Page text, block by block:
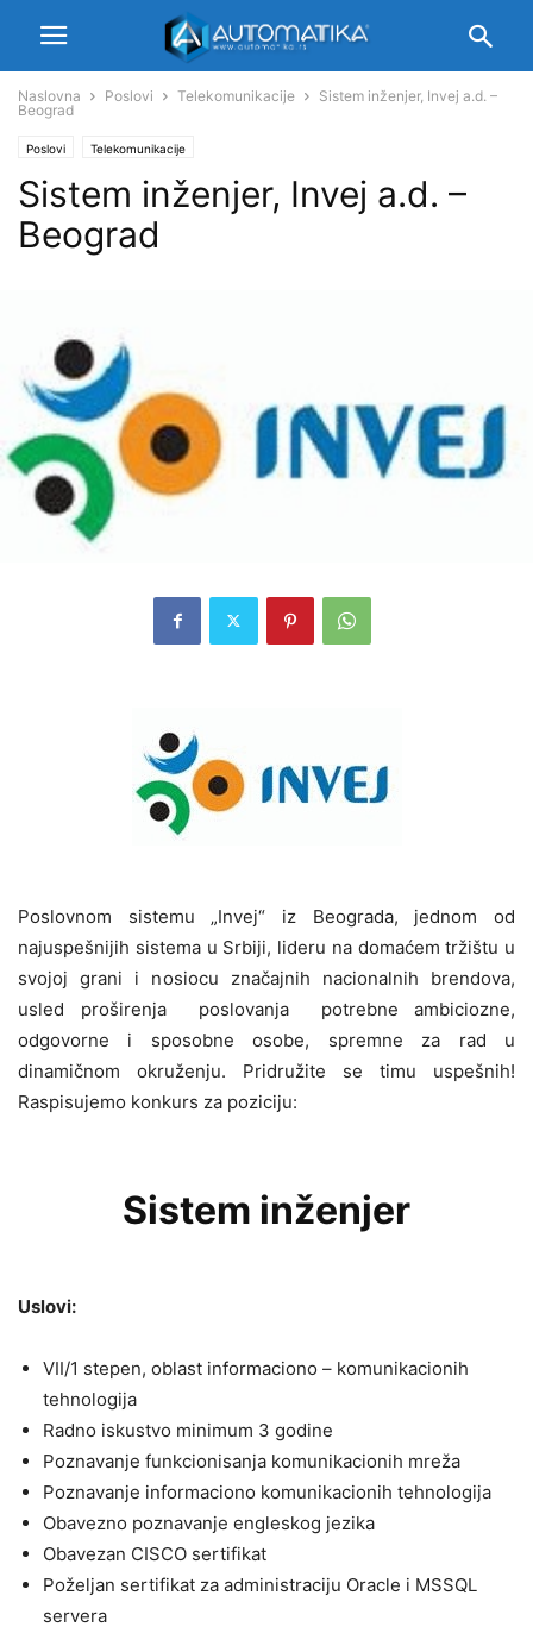
Naslovna Poslovi Telekomunikacije
Sistem inženjer, Invej a.d. –
Beograd
Poslovi Telekomunikacije
Sistem inženjer, Invej a.d. –
Beograd
Poslovnom sistemu „Invej“ iz Beograda, jednom od
najuspešnijih sistema u Srbiji, lideru na domaćem tržištu u
svojoj grani i nosiocu značajnih nacionalnih brendova,
usled proširenja poslovanja potrebne ambiciozne,
odgovorne i sposobne osobe, spremne za rad u
dinamičnom okruženju. Pridružite se timu uspešnih!
Raspisujemo konkurs za poziciju:
Sistem inženjer
Uslovi:
VII/1 stepen, oblast informaciono – komunikacionih
tehnologija
Radno iskustvo minimum 3 godine
Poznavanje funkcionisanja komunikacionih mreža
Poznavanje informaciono komunikacionih tehnologija
Obavezno poznavanje engleskog jezika
Obavezan CISCO sertifikat
Poželjan sertifikat za administraciju Oracle i MSSQL
servera